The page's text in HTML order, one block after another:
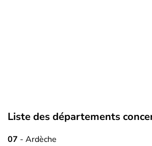
Liste des départements
07 - Ardèche